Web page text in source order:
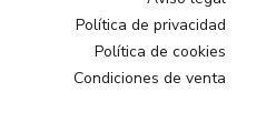
Política de privacidad
Política de cookies
Condiciones de venta